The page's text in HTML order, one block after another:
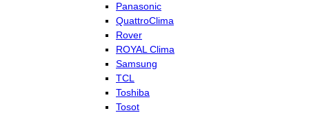
Panasonic
QuattroClima
Rover
ROYAL Clima
Samsung
TCL
Toshiba
Tosot